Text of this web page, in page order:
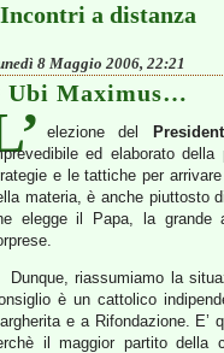
Incontri a distanza
8 Maggio 2006, 22:21
Ubi Maximus…
elezione del
ed elaborato
e le tattiche per
materia, è anche piuttosto
elegge il Papa, la grande
Dunque, riassumiamo la
è un cattolico
e a Rifondazione.
il maggior partito della